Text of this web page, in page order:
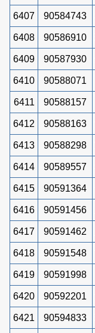
6407 90584743
6408 90586910
6409 90587930
6410 90588071
6411 90588157
6412 90588163
6413 90588298
6414 90589557
6415 90591364
6416 90591456
6417 90591462
6418 90591548
6419 90591998
6420 90592201
6421 90594833